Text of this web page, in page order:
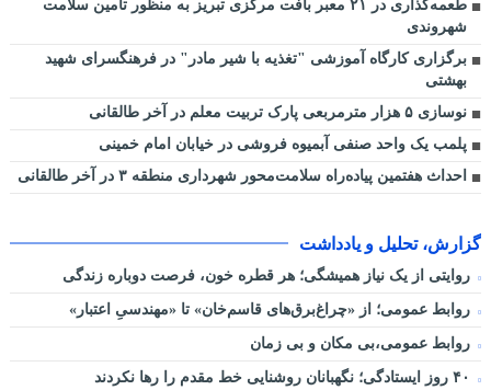
طعمه‌گذاری در ۲۱ معبر بافت مرکزی تبریز به منظور تامین سلامت
شهروندی
برگزاری کارگاه آموزشی "تغذیه با شیر مادر" در فرهنگسرای شهید
بهشتی
نوسازی ۵ هزار مترمربعی پارک تربیت معلم در آخر طالقانی
پلمب یک واحد صنفی آبمیوه فروشی در خیابان امام خمینی
احداث هفتمین پیاده‌راه سلامت‌محور شهرداری منطقه ۳ در آخر طالقانی
گزارش، تحلیل و یادداشت
روایتی از یک نیاز همیشگی؛ هر قطره خون، فرصت دوباره زندگی
روابط عمومی؛ از «چراغ‌برق‌های قاسم‌خان» تا «مهندسیِ اعتبار»
روابط عمومی،بی مکان و بی زمان